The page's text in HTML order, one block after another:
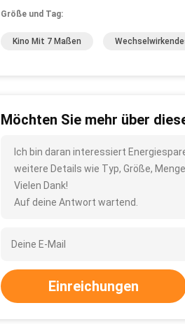
Größe und Tag:
Kino Mit 7 Maßen
Möchten Sie mehr über
Ich bin daran interessiert
weitere Details wie Typ, Größe,
Vielen Dank!
Auf deine Antwort wartend.
Einreichungen